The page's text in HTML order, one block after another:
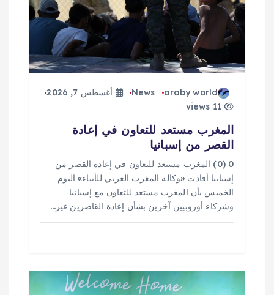
ت
araby world
News
أغسطس 7, 2026
11 views
المغرب مستعد للتعاون في إعادة
القصر من إسبانيا
0 (0) المغرب مستعد للتعاون في إعادة القصر من
إسبانيا أفادت «وكالة المغرب العربي للأنباء» اليوم
الخميس بأن المغرب مستعد للتعاون مع إسبانيا
وشركاء أوروبيين آخرين بشأن إعادة القاصرين غير…